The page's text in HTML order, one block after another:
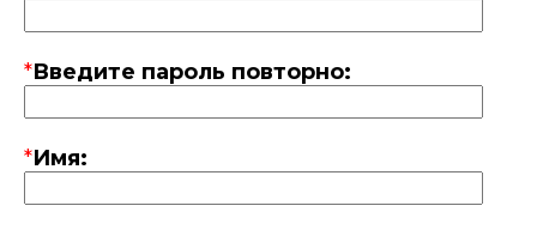
*Введите пароль повторно:
*Имя: